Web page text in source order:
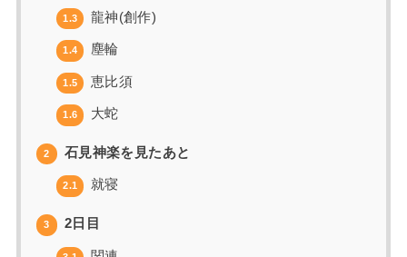
1.3 龍神(創作)
1.4 塵輪
1.5 恵比須
1.6 大蛇
2 石見神楽を見たあと
2.1 就寝
3 2日目